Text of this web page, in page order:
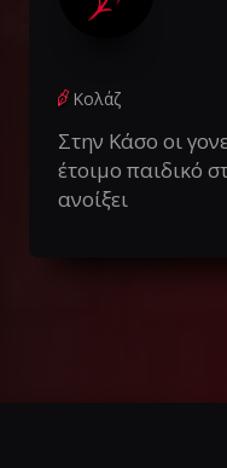
Κολάζ
Στην Κάσο οι
έτοιμο παιδικό
ανοίξει